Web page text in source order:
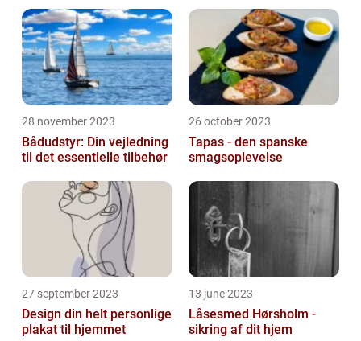
28 november 2023
Bådudstyr: Din vejledning
til det essentielle tilbehør
26 october 2023
Tapas - den spanske
smagsoplevelse
27 september 2023
Design din helt personlige
plakat til hjemmet
13 june 2023
Låsesmed Hørsholm -
sikring af dit hjem